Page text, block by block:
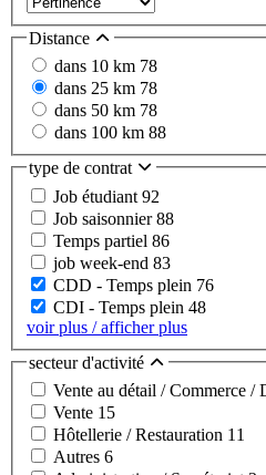
Distance
dans 10 km 78
dans 25 km 78
dans 50 km 78
dans 100 km 88
type de contrat
Job étudiant 92
Job saisonnier88
Temps partiel 86
job week-end 83
CDD - Temps plein 76
CDI - Temps plein 48
voir plus / afficher plus
secteur d'activité
Vente au détail / Commerce /
Vente 15
Hôtellerie / Restauration 11
Autres 6